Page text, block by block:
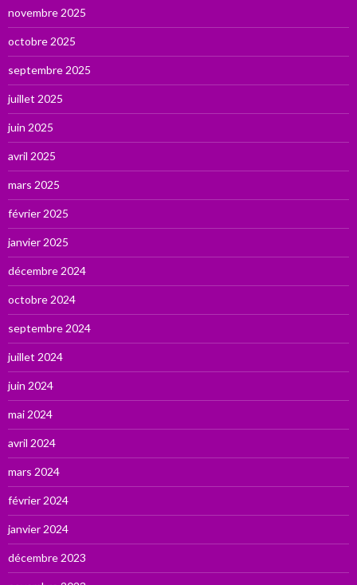
novembre 2025
octobre 2025
septembre 2025
juillet 2025
juin 2025
avril 2025
mars 2025
février 2025
janvier 2025
décembre 2024
octobre 2024
septembre 2024
juillet 2024
juin 2024
mai 2024
avril 2024
mars 2024
février 2024
janvier 2024
décembre 2023